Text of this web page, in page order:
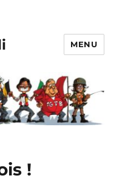
MENU
!